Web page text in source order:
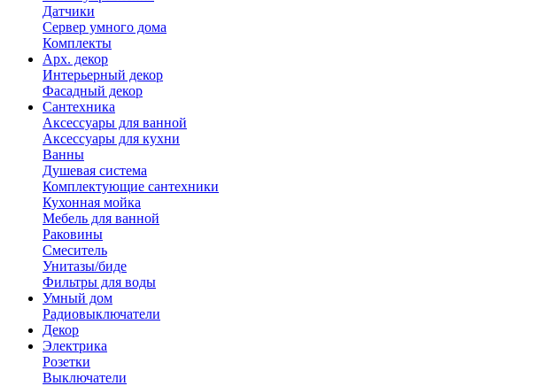
Датчики
Сервер умного дома
Комплекты
Арх. декор
Интерьерный декор
Фасадный декор
Сантехника
Аксессуары для ванной
Аксессуары для кухни
Ванны
Душевая система
Комплектующие сантехники
Кухонная мойка
Мебель для ванной
Раковины
Смеситель
Унитазы/биде
Фильтры для воды
Умный дом
Радиовыключатели
Декор
Электрика
Розетки
Выключатели